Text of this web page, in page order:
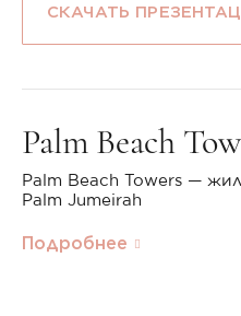
СКАЧАТЬ
Palm Beach
Palm Beach Towers —
Palm Jumeirah
Подробнее